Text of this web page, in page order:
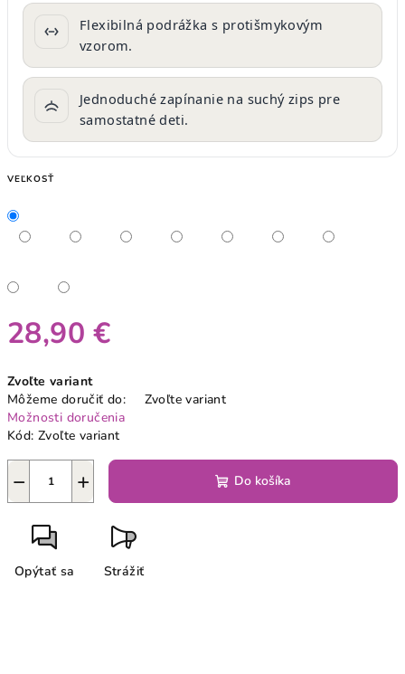
Flexibilná podrážka s protišmykovým
vzorom.
Jednoduché zapínanie na suchý zips pre
samostatné deti.
VEĽKOSŤ
28,90 €
cena:
Zvoľte variant
Môžeme doručiť do:
Zvoľte variant
Možnosti doručenia
Kód: Zvoľte variant
+
− Do košíka
Opýtať sa Strážiť